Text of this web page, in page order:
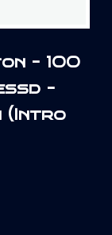
– 100
–
(Intro